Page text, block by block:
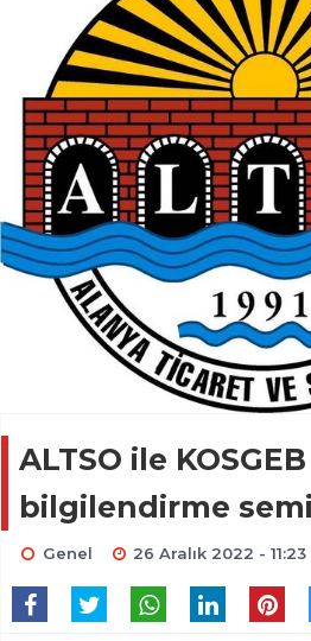
ALTSO ile
bilgilendirme
Genel 26 Aralık 2022 - 11:23